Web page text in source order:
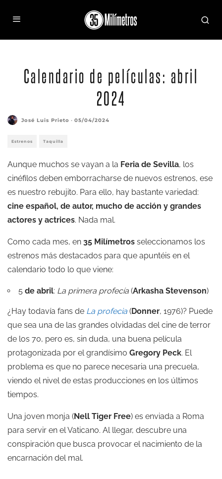
Calendario de películas: abril
2024
José Luis Prieto · 05/04/2024
Estrenos Taquilla
Aunque muchos se vayan a la Feria de Sevilla, los
cinéfilos deben emborracharse de nuevos estrenos, ese
es nuestro rebujito. Para ello, hay bastante variedad:
cine español, de autor, mucho de acción y grandes
actores y actrices. Nada mal.
Como cada mes, en 35 Milímetros seleccionamos los
estrenos más destacados para que apuntéis en el
calendario todo lo que viene:
5 de abril: La primera profecía (Arkasha Stevenson)
¿Hay todavía fans de La profecia (Donner, 1976)? Puede
que sea una de las grandes olvidadas del cine de terror
de los 70, pero es, sin duda, una buena película
protagonizada por el grandísimo Gregory Peck. El
problema es que no parece necesaria una precuela,
viendo el nivel de estas producciones en los últimos
tiempos.
Una joven monja (Nell Tiger Free) es enviada a Roma
para servir en el Vaticano. Al llegar, descubre una
conspiración que busca provocar el nacimiento de la
encarnación del mal.